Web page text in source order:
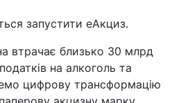
запустити еАкциз.
втрачає близько 30 млрд
на алкоголь та
цифрову трансформацію